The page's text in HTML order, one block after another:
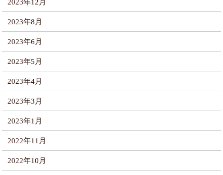
2023年12月
2023年8月
2023年6月
2023年5月
2023年4月
2023年3月
2023年1月
2022年11月
2022年10月